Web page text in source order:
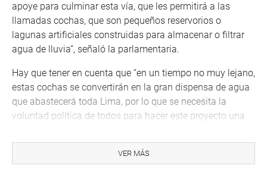
apoye para culminar esta vía, que les permitirá a las
llamadas cochas, que son pequeños reservorios o
lagunas artificiales construidas para almacenar o filtrar
agua de lluvia”, señaló la parlamentaria.
Hay que tener en cuenta que “en un tiempo no muy lejano,
estas cochas se convertirán en la gran dispensa de agua
que abastecerá toda Lima, por lo que se necesita la
voluntad política de todos para hacer este proyecto una
Durante su recorrido por la zona, Yarrow Lumbreras
estuvo acompañada por el alcalde de San Lorenzo de
VER MÁS